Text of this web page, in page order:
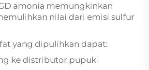
amonia memungkinkan
nilai dari emisi sulfur
yang dipulihkan dapat:
ke distributor pupuk